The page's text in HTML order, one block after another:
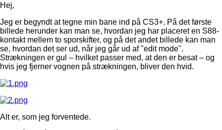
Hej,
Jeg er begyndt at tegne min bane ind på CS3+. På det første
billede herunder kan man se, hvordan jeg har placeret en S88-
kontakt mellem to sporskifter, og på det andet billede kan man
se, hvordan det ser ud, når jeg går ud af "edit mode".
Strækningen er gul – hvilket passer med, at den er besat – og
hvis jeg fjerner vognen på strækningen, bliver den hvid.
Alt er, som jeg forventede.